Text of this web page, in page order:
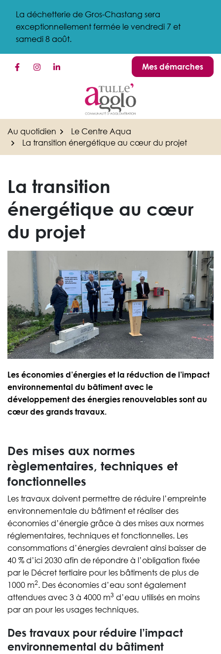
contenu
La déchetterie de Gros-Chastang sera
exceptionnellement fermée le vendredi 7 et
samedi 8 août.
Lien vers le compte Facebook
Lien vers le compte Instagram
Lien vers le compte LinkedinMes démarches
Au quotidien
Le Centre Aqua
La transition énergétique au cœur du projet
La transition
énergétique au cœur
du projet
Les économies d’énergies et la réduction de l’impact
environnemental du bâtiment avec le
développement des énergies renouvelables sont au
cœur des grands travaux.
Des mises aux normes
règlementaires, techniques et
fonctionnelles
Les travaux doivent permettre de réduire l’empreinte
environnementale du bâtiment et réaliser des
économies d’énergie grâce à des mises aux normes
réglementaires, techniques et fonctionnelles. Les
consommations d’énergies devraient ainsi baisser de
40 % d’ici 2030 afin de répondre à l’obligation fixée
par le Décret tertiaire pour les bâtiments de plus de
1000 m2. Des économies d’eau sont également
attendues avec 3 à 4000 m3 d’eau utilisés en moins
par an pour les usages techniques.
Des travaux pour réduire l’impact
environnemental du bâtiment